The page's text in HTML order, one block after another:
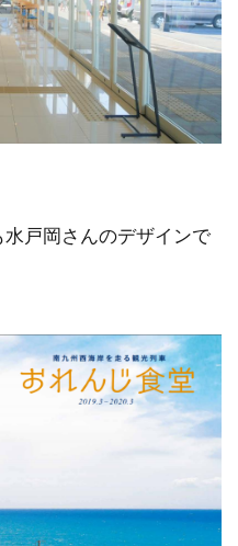
戸岡さんのデザインで